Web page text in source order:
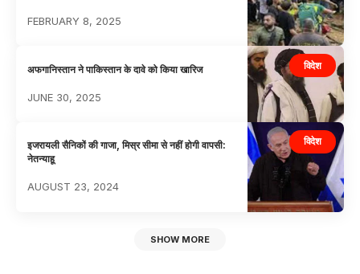
FEBRUARY 8, 2025
विदेश
अफगानिस्तान ने पाकिस्तान के दावे को किया खारिज
JUNE 30, 2025
विदेश
इजरायली सैनिकों की गाजा, मिस्र सीमा से नहीं होगी वापसी:
नेतन्याहू
AUGUST 23, 2024
SHOW MORE